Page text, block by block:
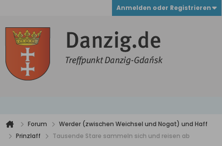
Anmelden oder Registrieren
Forum
Werder (zwischen Weichsel und Nogat) und Haff
Prinzlaff
Tausende Stare sammeln sich und reisen ab